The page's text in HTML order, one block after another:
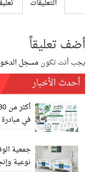
التعليقات
أضف تعليقاً
يجب أنت تكون مسجل
أحدث الأخبار
في
جمعية
نوعية